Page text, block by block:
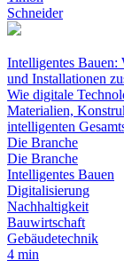
Schneider
Intelligentes
und Installationen
Wie digitale
Materialien,
intelligenten
Die Branche
Die Branche
Intelligentes Bauen
Digitalisierung
Nachhaltigkeit
Bauwirtschaft
Gebäudetechnik
4 min